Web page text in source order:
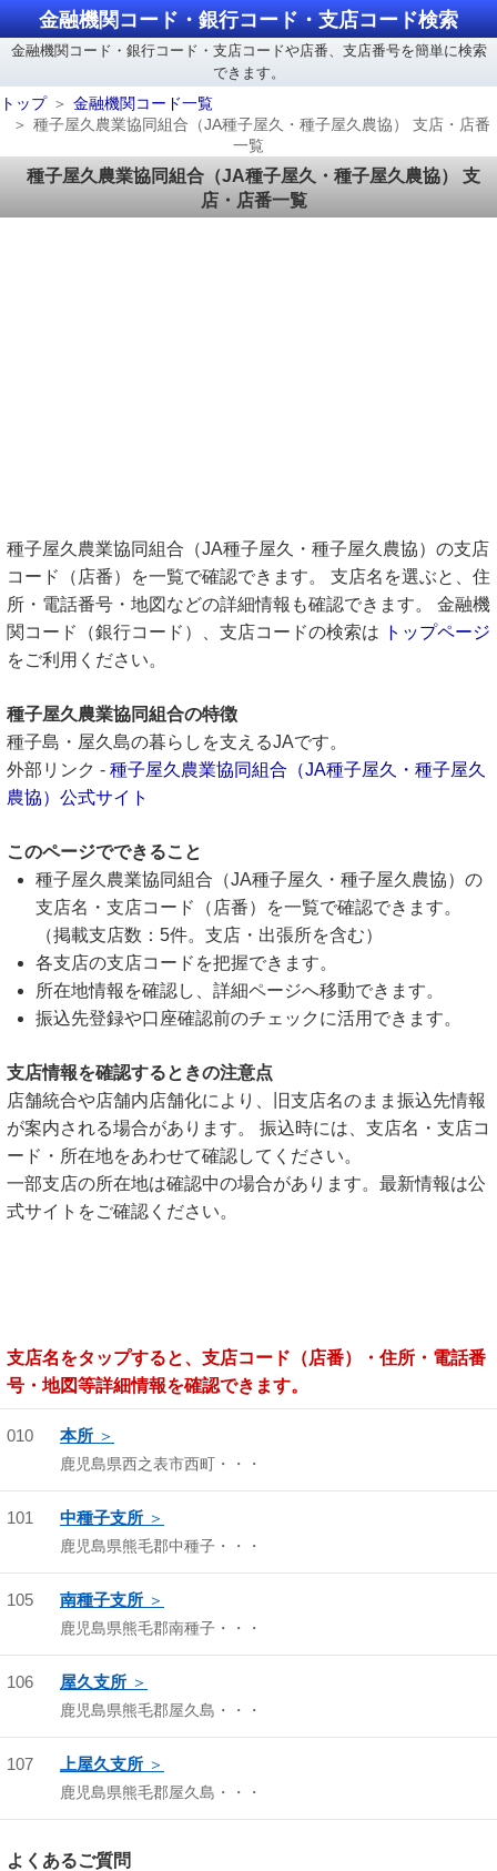
金融機関コード・銀行コード・支店コード検索
金融機関コード・銀行コード・支店コードや店番、支店番号を簡単に検索
できます。
トップ
金融機関コード一覧
種子屋久農業協同組合（JA種子屋久・種子屋久農協） 支店・店番
一覧
種子屋久農業協同組合（JA種子屋久・種子屋久農協） 支
店・店番一覧
種子屋久農業協同組合（JA種子屋久・種子屋久農協）の支店
コード（店番）を一覧で確認できます。 支店名を選ぶと、住
所・電話番号・地図などの詳細情報も確認できます。 金融機
関コード（銀行コード）、支店コードの検索は
トップページ
をご利用ください。
種子屋久農業協同組合の特徴
種子島・屋久島の暮らしを支えるJAです。
外部リンク - 種子屋久農業協同組合（JA種子屋久・種子屋久
農協）公式サイト
このページでできること
種子屋久農業協同組合（JA種子屋久・種子屋久農協）の
支店名・支店コード（店番）を一覧で確認できます。
（掲載支店数：5件。支店・出張所を含む）
各支店の支店コードを把握できます。
所在地情報を確認し、詳細ページへ移動できます。
振込先登録や口座確認前のチェックに活用できます。
支店情報を確認するときの注意点
店舗統合や店舗内店舗化により、旧支店名のまま振込先情報
が案内される場合があります。 振込時には、支店名・支店コ
ード・所在地をあわせて確認してください。
一部支店の所在地は確認中の場合があります。最新情報は公
式サイトをご確認ください。
支店名をタップすると、支店コード（店番）・住所・電話番
号・地図等詳細情報を確認できます。
010 本所
鹿児島県西之表市西町・・・
101 中種子支所
鹿児島県熊毛郡中種子・・・
105 南種子支所
鹿児島県熊毛郡南種子・・・
106 屋久支所
鹿児島県熊毛郡屋久島・・・
107 上屋久支所
鹿児島県熊毛郡屋久島・・・
よくあるご質問